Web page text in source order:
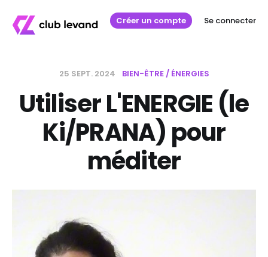
Créer un compte Se connecter
25 SEPT. 2024 BIEN-ÊTRE / ÉNERGIES
Utiliser L'ENERGIE (le
Ki/PRANA) pour
méditer